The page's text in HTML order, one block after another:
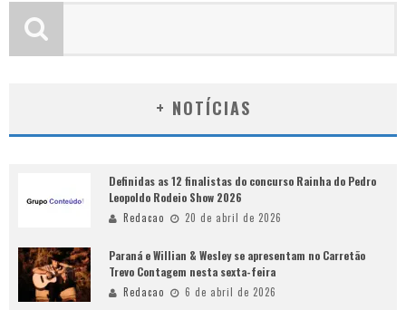
+ NOTÍCIAS
Definidas as 12 finalistas do concurso Rainha do Pedro
Leopoldo Rodeio Show 2026
Redacao 20 de abril de 2026
Paraná e Willian & Wesley se apresentam no Carretão
Trevo Contagem nesta sexta-feira
Redacao 6 de abril de 2026